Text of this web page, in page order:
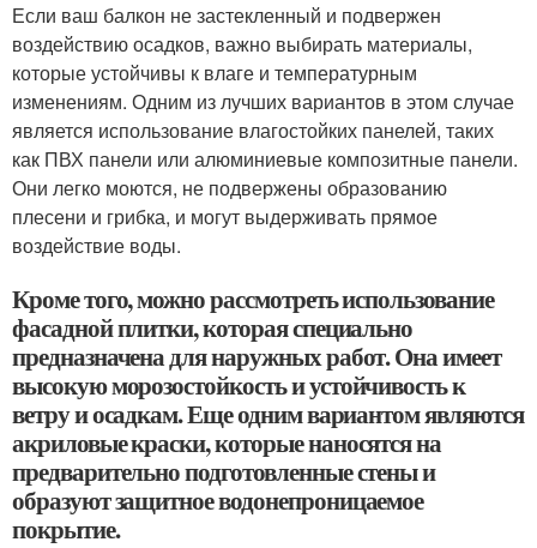
Если ваш балкон не застекленный и подвержен
воздействию осадков, важно выбирать материалы,
которые устойчивы к влаге и температурным
изменениям. Одним из лучших вариантов в этом случае
является использование влагостойких панелей, таких
как ПВХ панели или алюминиевые композитные панели.
Они легко моются, не подвержены образованию
плесени и грибка, и могут выдерживать прямое
воздействие воды.
Кроме того, можно рассмотреть использование
фасадной плитки, которая специально
предназначена для наружных работ. Она имеет
высокую морозостойкость и устойчивость к
ветру и осадкам. Еще одним вариантом являются
акриловые краски, которые наносятся на
предварительно подготовленные стены и
образуют защитное водонепроницаемое
покрытие.